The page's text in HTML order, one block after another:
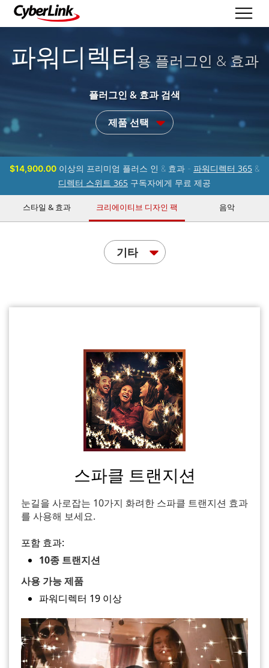
파워디렉터 용 플러그인 & 효과
플러그인 & 효과 검색
제품 선택
$14,900.00 이상의 프리미엄 플러스 인 & 효과 - 파워디렉터 365 &
디렉터 스위트 365 구독자에게 무료 제공
스타일 & 효과 크리에이티브 디자인 팩 음악
기타
스파클 트랜지션
눈길을 사로잡는 10가지 화려한 스파클 트랜지션 효과
를 사용해 보세요.
포함 효과:
10종 트랜지션
사용 가능 제품
파워디렉터 19 이상